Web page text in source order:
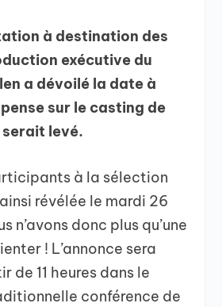
à destination des
exécutive du
a dévoilé la date à
sur le casting de
serait levé.
à la sélection
révélée le mardi 26
n’avons donc plus qu’une
! L’annonce sera
de 11 heures dans le
conférence de